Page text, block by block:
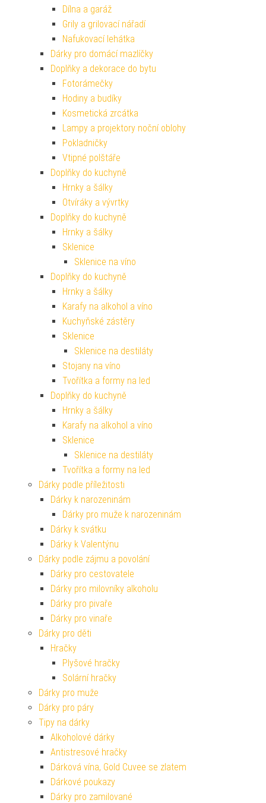
Dílna a garáž
Grily a grilovací nářadí
Nafukovací lehátka
Dárky pro domácí mazlíčky
Doplňky a dekorace do bytu
Fotorámečky
Hodiny a budíky
Kosmetická zrcátka
Lampy a projektory noční oblohy
Pokladničky
Vtipné polštáře
Doplňky do kuchyně
Hrnky a šálky
Otvíráky a vývrtky
Doplňky do kuchyně
Hrnky a šálky
Sklenice
Sklenice na víno
Doplňky do kuchyně
Hrnky a šálky
Karafy na alkohol a víno
Kuchyňské zástěry
Sklenice
Sklenice na destiláty
Stojany na víno
Tvořítka a formy na led
Doplňky do kuchyně
Hrnky a šálky
Karafy na alkohol a víno
Sklenice
Sklenice na destiláty
Tvořítka a formy na led
Dárky podle příležitosti
Dárky k narozeninám
Dárky pro muže k narozeninám
Dárky k svátku
Dárky k Valentýnu
Dárky podle zájmu a povolání
Dárky pro cestovatele
Dárky pro milovníky alkoholu
Dárky pro pivaře
Dárky pro vinaře
Dárky pro děti
Hračky
Plyšové hračky
Solární hračky
Dárky pro muže
Dárky pro páry
Tipy na dárky
Alkoholové dárky
Antistresové hračky
Dárková vína, Gold Cuvee se zlatem
Dárkové poukazy
Dárky pro zamilované